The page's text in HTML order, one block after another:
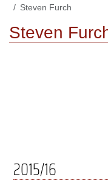
Steven Furch
Steven
2015/16